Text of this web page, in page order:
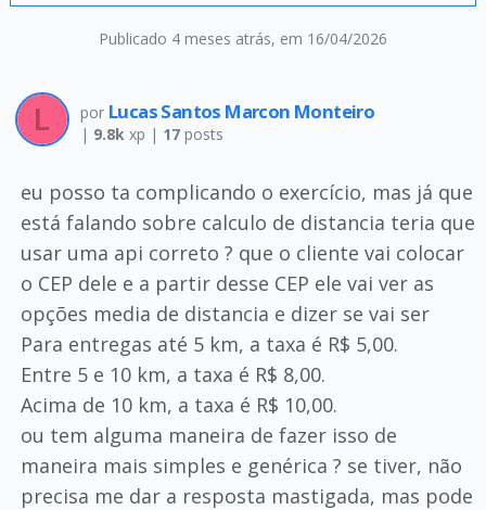
Publicado 4 meses atrás, em 16/04/2026
por Lucas Santos Marcon Monteiro
| 9.8kxp | 17posts
eu posso ta complicando o exercício, mas já que
está falando sobre calculo de distancia teria que
usar uma api correto ? que o cliente vai colocar
o CEP dele e a partir desse CEP ele vai ver as
opções media de distancia e dizer se vai ser
Para entregas até 5 km, a taxa é R$ 5,00.
Entre 5 e 10 km, a taxa é R$ 8,00.
Acima de 10 km, a taxa é R$ 10,00.
ou tem alguma maneira de fazer isso de
maneira mais simples e genérica ? se tiver, não
precisa me dar a resposta mastigada, mas pode